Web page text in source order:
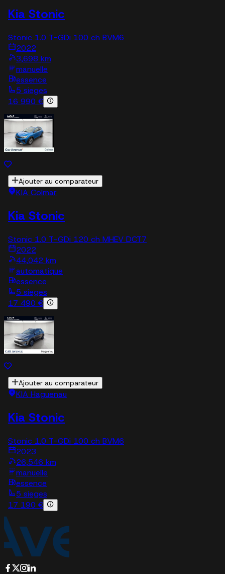
Kia Stonic
Stonic 1.0 T-GDi 100 ch BVM6
2022
3,698 km
manuelle
essence
5 sieges
16 990 €
Ajouter au comparateur
KIA Colmar
Kia Stonic
Stonic 1.0 T-GDi 120 ch MHEV DCT7
2022
44,042 km
automatique
essence
5 sieges
17 490 €
Ajouter au comparateur
KIA Haguenau
Kia Stonic
Stonic 1.0 T-GDi 100 ch BVM6
2023
26,546 km
manuelle
essence
5 sieges
17 190 €